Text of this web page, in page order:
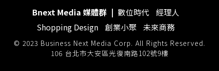
Bnext Media 媒體群 | 數位時代
經理人
Shopping Design 創業小聚 未來商務
© 2023 Business Next Media Corp. All Rights Reserved.
106 台北市大安區光復南路102號9樓